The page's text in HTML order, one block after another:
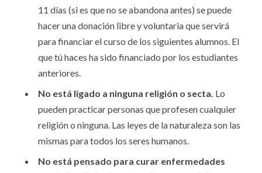
11 días (si es que no se abandona antes) se puede
hacer una donación libre y voluntaria que servirá
para financiar el curso de los siguientes alumnos. El
que tú haces ha sido financiado por los estudiantes
anteriores.
No está ligado a ninguna religión o secta. Lo
pueden practicar personas que profesen cualquier
religión o ninguna. Las leyes de la naturaleza son las
mismas para todos los seres humanos.
No está pensado para curar enfermedades